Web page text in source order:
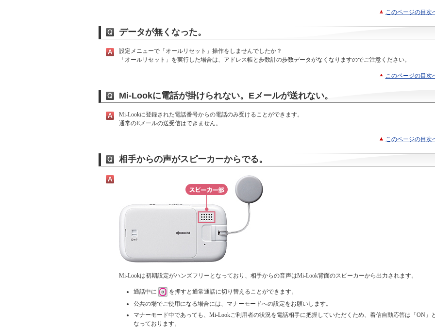
このページの目次
データが無くなった。
設定メニューで「オールリセット」操作をしませんでしたか？
「オールリセット」を実行した場合は、アドレス帳と歩数計の歩数データがなくなりますのでご注意ください。
このページの目次
Mi-Lookに電話が掛けられない。Eメールが送れない。
Mi-Lookに登録された電話番号からの電話のみ受けることができます。
通常のEメールの送受信はできません。
このページの目次
相手からの声がスピーカーからでる。
Mi-Lookは初期設定がハンズフリーとなっており、相手からの音声はMi-Look背面のスピーカーから出力されます。
通話中に
を押すと通常通話に切り替えることができます。
公共の場でご使用になる場合には、マナーモードへの設定をお願いします。
マナーモード中であっても、Mi-Lookご利用者の状況を電話相手に把握していただくため、着信自動応答は「ON」
なっております。